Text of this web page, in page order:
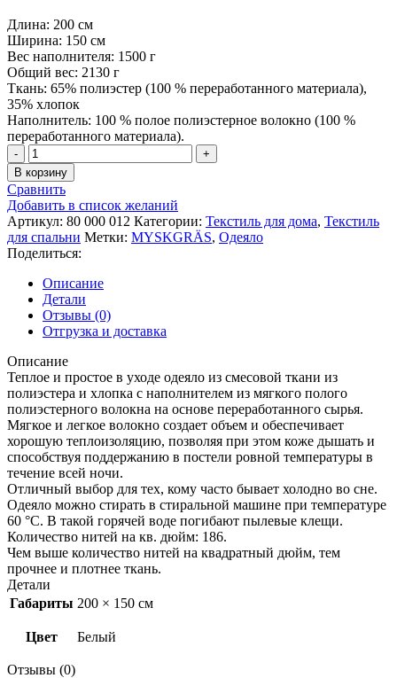
Длина: 200 см
Ширина: 150 см
Вес наполнителя: 1500 г
Общий вес: 2130 г
Ткань: 65% полиэстер (100 % переработанного материала),
35% хлопок
Наполнитель: 100 % полое полиэстерное волокно (100 %
переработанного материала).
Количество
товара
Одеяло
SMÅSPORRE
СМОСПОРРЕ
очень
теплое150x200
см
В корзину
Сравнить
Добавить в список желаний
Артикул: 80 000 012 Категории: Текстиль для дома, Текстиль
для спальни Метки: MYSKGRÄS, Одеяло
Поделиться:
Описание
Детали
Отзывы (0)
Отгрузка и доставка
Описание
Теплое и простое в уходе одеяло из смесовой ткани из
полиэстера и хлопка с наполнителем из мягкого полого
полиэстерного волокна на основе переработанного сырья.
Мягкое и легкое волокно создает объем и обеспечивает
хорошую теплоизоляцию, позволяя при этом коже дышать и
способствуя поддержанию в постели ровной температуры в
течение всей ночи.
Отличный выбор для тех, кому часто бывает холодно во сне.
Одеяло можно стирать в стиральной машине при температуре
60 °C. В такой горячей воде погибают пылевые клещи.
Количество нитей на кв. дюйм: 186.
Чем выше количество нитей на квадратный дюйм, тем
прочнее и плотнее ткань.
Детали
Габариты 200 × 150 см
Цвет Белый
Отзывы (0)